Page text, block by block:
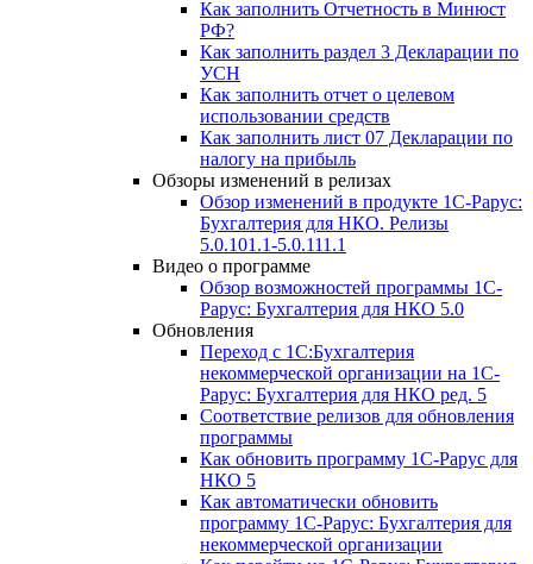
Как заполнить Отчетность в Минюст
РФ?
Как заполнить раздел 3 Декларации по
УСН
Как заполнить отчет о целевом
использовании средств
Как заполнить лист 07 Декларации по
налогу на прибыль
Обзоры изменений в релизах
Обзор изменений в продукте 1С-Рарус:
Бухгалтерия для НКО. Релизы
5.0.101.1-5.0.111.1
Видео о программе
Обзор возможностей программы 1С-
Рарус: Бухгалтерия для НКО 5.0
Обновления
Переход с 1С:Бухгалтерия
некоммерческой организации на 1С-
Рарус: Бухгалтерия для НКО ред. 5
Соответствие релизов для обновления
программы
Как обновить программу 1С-Рарус для
НКО 5
Как автоматически обновить
программу 1С-Рарус: Бухгалтерия для
некоммерческой организации